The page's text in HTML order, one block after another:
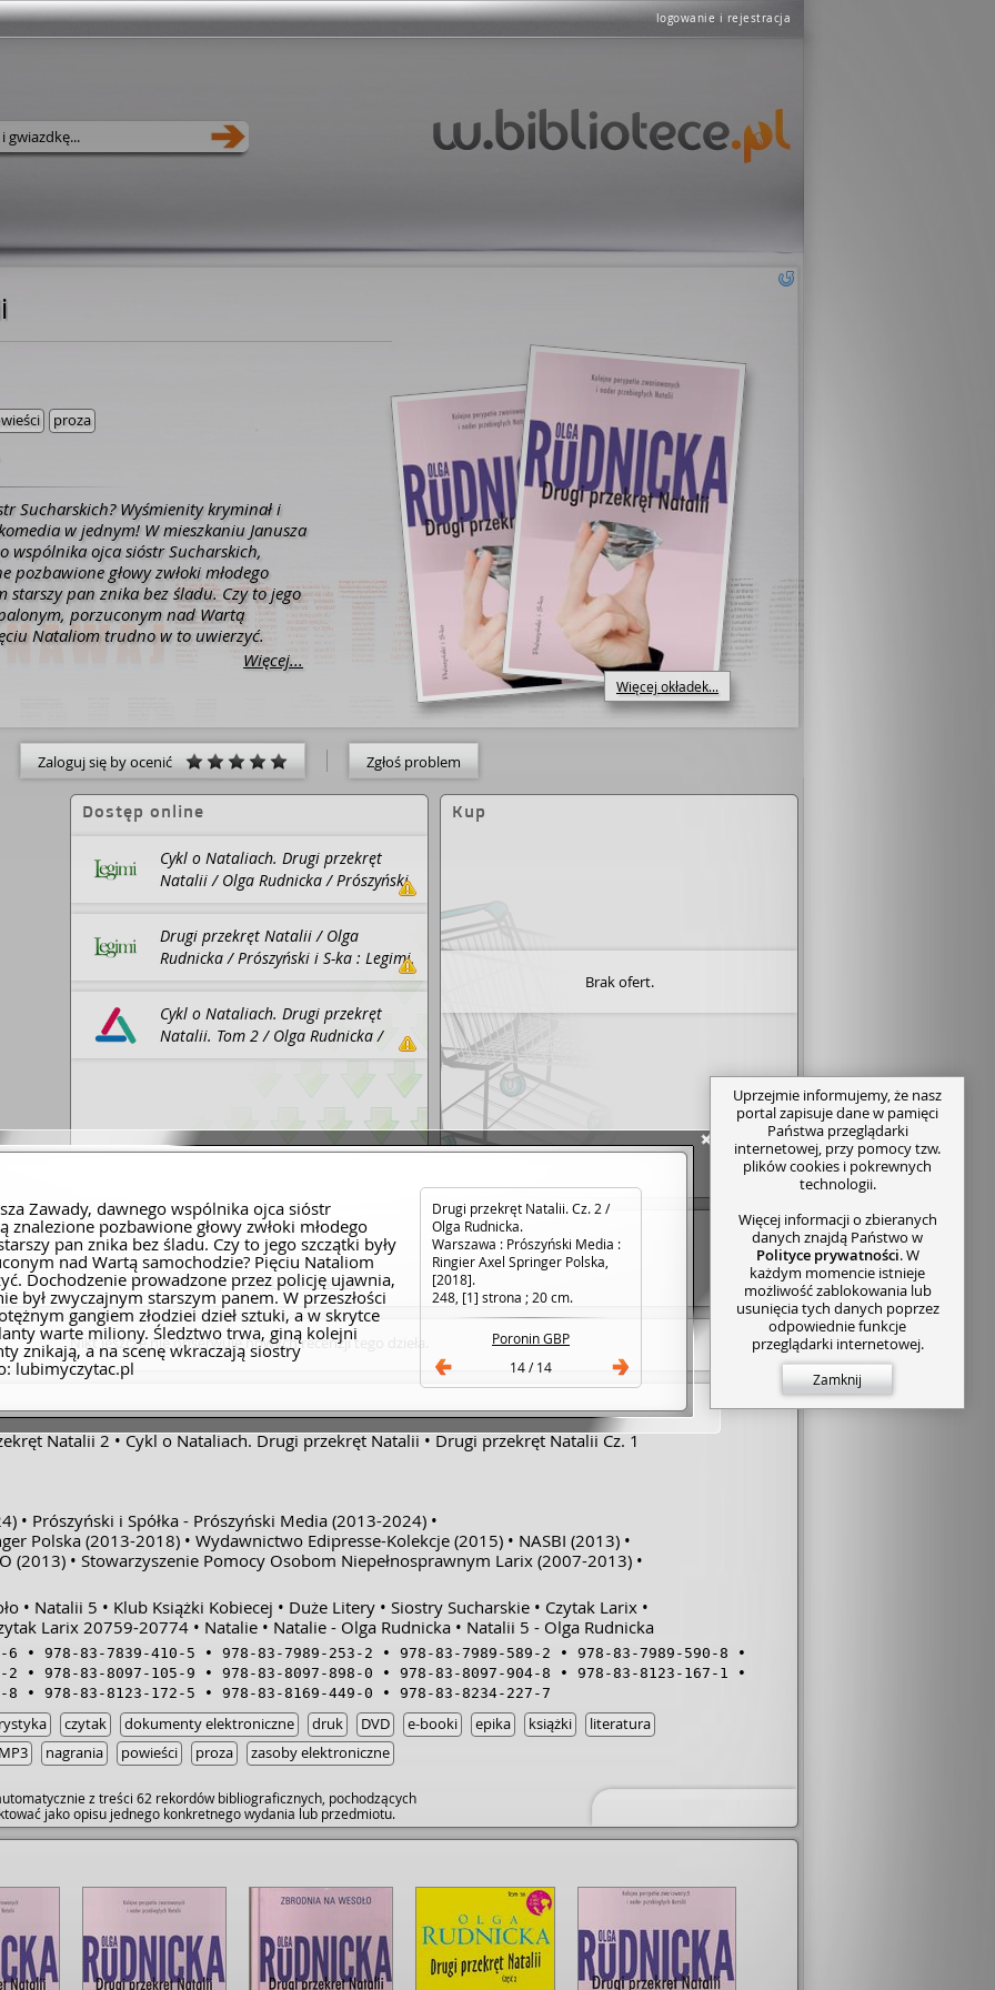
logowanie i rejestracja
Więcej okładek...
proza
Sucharskich? Wyśmienity kryminał i
w jednym! W mieszkaniu Janusza
wspólnika ojca sióstr Sucharskich,
pozbawione głowy zwłoki młodego
starszy pan znika bez śladu. Czy to jego
porzuconym nad Wartą
Nataliom trudno w to uwierzyć.
przez policję ujawnia, że Janusz
starszym panem. W przeszłości
świadkowie. Brylanty znikają, a na scenę
Sucharskie...Wciąga, intryguje, bawi i
Bo kto raz przestąpił próg domu w
będzie chciał go opuścić!
o „Natalii 5”
Pedagogiki w Wyższej Szkole
w Poznaniu; studentka Edukacji
z niepełnosprawnością intelektualną na
„Martwe Jezioro”, „Czy ten rudy kot
13”, „Zacisze 13. Powrót”, „Lilith”, „Natalii
Chmielewską, Stephena Kinga, Joe
i Jeffery’ego Deavera
Więcej...
Zaloguj się by ocenić Zgłoś problem
Dostęp online
Cykl o Nataliach. Drugi przekręt
Natalii / Olga Rudnicka / Prószyński
Drugi przekręt Natalii / Olga
Rudnicka / Prószyński i S-ka : Legimi,
Cykl o Nataliach. Drugi przekręt
Natalii. Tom 2 / Olga Rudnicka /
Prószyński Media : ebookpoint
Kup
Brak ofert.
Brak recenzji -napisz pierwszą.
Nikt jeszcze nie obserwuje nowych recenzji tego dzieła.
Natalii 2 Cykl o Nataliach. Drugi przekręt Natalii Drugi przekręt Natalii Cz. 1
Prószyński i Spółka - Prószyński Media (2013-2024)
Polska (2013-2018) Wydawnictwo Edipresse-Kolekcje (2015) NASBI (2013)
(2013) Stowarzyszenie Pomocy Osobom Niepełnosprawnym Larix (2007-2013)
Natalii 5 Klub Książki Kobiecej Duże Litery Siostry Sucharskie
Czytak Larix
Larix 20759-20774 Natalie Natalie - Olga Rudnicka Natalii 5 - Olga Rudnicka
6 978-83-7839-410-5 978-83-7989-253-2 978-83-7989-589-2
978-83-7989-590-8
2
978-83-8097-105-9 978-83-8097-898-0 978-83-8097-904-8
978-83-8123-167-1
8
978-83-8123-172-5 978-83-8169-449-0 978-83-8234-227-7
czytak dokumenty elektroniczne druk DVD e-booki epika książki
literatura
MP3 nagrania powieści proza zasoby elektroniczne
z treści 62 rekordów bibliograficznych, pochodzących
jako opisu jednego konkretnego wydania lub przedmiotu.
Drugi przekręt Natalii. Cz. 2 /
Olga Rudnicka.
Warszawa : Prószyński Media :
Ringier Axel Springer Polska,
[2018].
248, [1] strona ; 20 cm.
Poronin GBP
14 / 14
Zawady, dawnego wspólnika ojca sióstr
znalezione pozbawione głowy zwłoki młodego
pan znika bez śladu. Czy to jego szczątki były
nad Wartą samochodzie? Pięciu Nataliom
Dochodzenie prowadzone przez policję ujawnia,
był zwyczajnym starszym panem. W przeszłości
gangiem złodziei dzieł sztuki, a w skrytce
warte miliony. Śledztwo trwa, giną kolejni
znikają, a na scenę wkraczają siostry
lubimyczytac.pl
Uprzejmie informujemy, że nasz
portal zapisuje dane w pamięci
Państwa przeglądarki
internetowej, przy pomocy tzw.
plików cookies i pokrewnych
technologii.
Więcej informacji o zbieranych
danych znajdą Państwo w
Polityce prywatności. W
każdym momencie istnieje
możliwość zablokowania lub
usunięcia tych danych poprzez
odpowiednie funkcje
przeglądarki internetowej.
Zamknij